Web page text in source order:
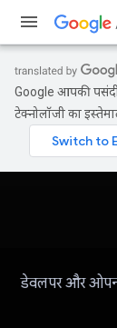
Google आपकी
टेक्नोलॉजी का
डेवलपर और